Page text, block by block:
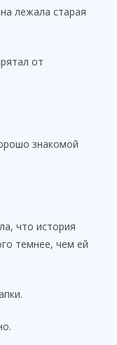
лежала старая
от
знакомой
что история
темнее, чем ей